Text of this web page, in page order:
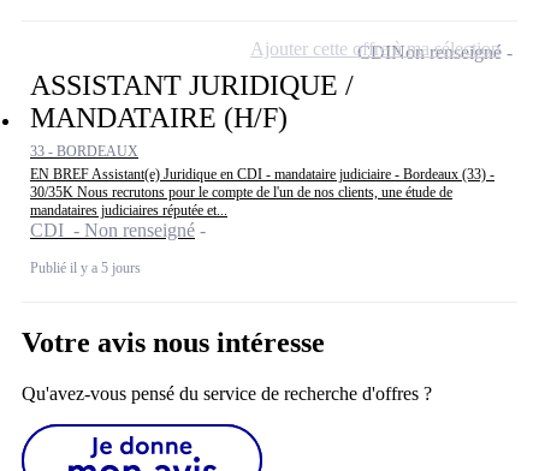
ASSISTANT JURIDIQUE /
MANDATAIRE (H/F)
33 - BORDEAUX
EN BREF Assistant(e) Juridique en CDI - mandataire judiciaire - Bordeaux (33) -
30/35K Nous recrutons pour le compte de l'un de nos clients, une étude de
mandataires judiciaires réputée et...
CDI - Non renseigné
Publié il y a 5 jours
CDINon renseigné
Ajouter cette offre à ma sélection
Votre avis nous intéresse
Qu'avez-vous pensé du service de recherche d'offres ?